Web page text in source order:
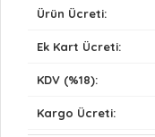
Ürün Ücreti:
Ek Kart Ücreti:
KDV (%18):
Kargo Ücreti: